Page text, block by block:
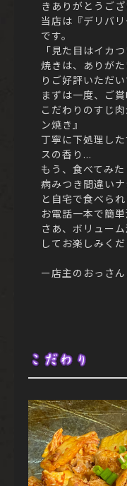
きありがとうござ
当店は『デリバ
です。
「見た目はイカ
焼きは、ありが
りご好評いただい
まずは一度、ご
こだわりのすじ
ン焼き』
丁寧に下処理し
スの香り...
もう、食べてみ
病みつき間違い
と自宅で食べられ
お電話一本で簡単
さあ、ボリュー
してお楽しみくだ
ー店主のおっさ
こだわり